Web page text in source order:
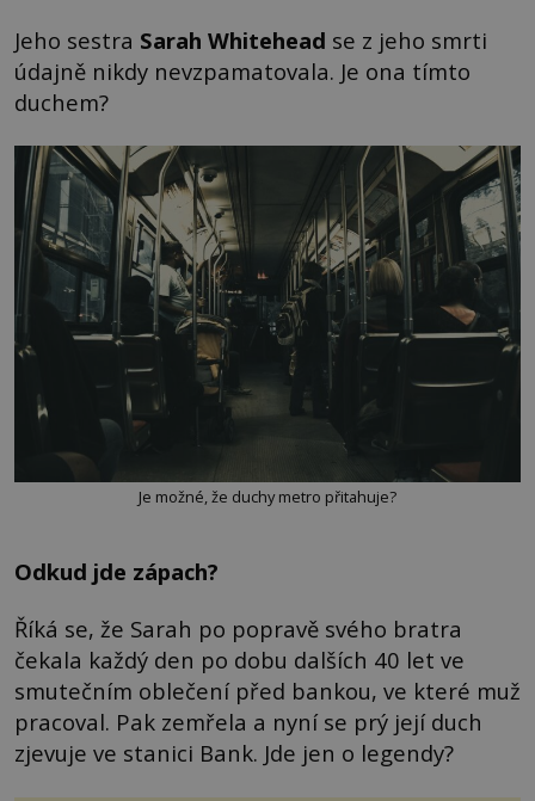
Jeho sestra Sarah Whitehead se z jeho smrti
údajně nikdy nevzpamatovala. Je ona tímto
duchem?
Je možné, že duchy metro přitahuje?
Odkud jde zápach?
Říká se, že Sarah po popravě svého bratra
čekala každý den po dobu dalších 40 let ve
smutečním oblečení před bankou, ve které muž
pracoval. Pak zemřela a nyní se prý její duch
zjevuje ve stanici Bank. Jde jen o legendy?